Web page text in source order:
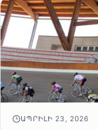
ԱՊՐԻԼԻ 23, 2026